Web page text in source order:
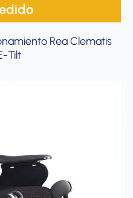
Rea Clematis
Tilt